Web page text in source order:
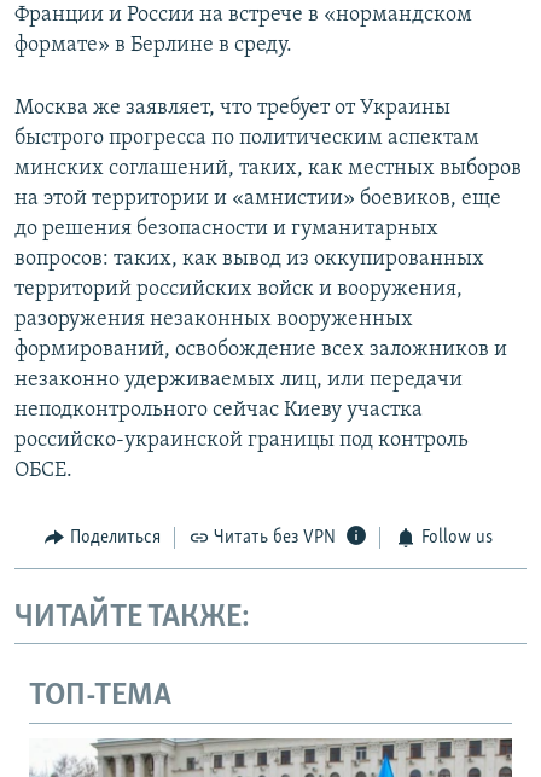
Франции и России на встрече в «нормандском
формате» в Берлине в среду.
Москва же заявляет, что требует от Украины
быстрого прогресса по политическим аспектам
минских соглашений, таких, как местных выборов
на этой территории и «амнистии» боевиков, еще
до решения безопасности и гуманитарных
вопросов: таких, как вывод из оккупированных
территорий российских войск и вооружения,
разоружения незаконных вооруженных
формирований, освобождение всех заложников и
незаконно удерживаемых лиц, или передачи
неподконтрольного сейчас Киеву участка
российско-украинской границы под контроль
ОБСЕ.
Поделиться Читать без VPN Follow us
ЧИТАЙТЕ ТАКЖЕ:
ТОП-ТЕМА